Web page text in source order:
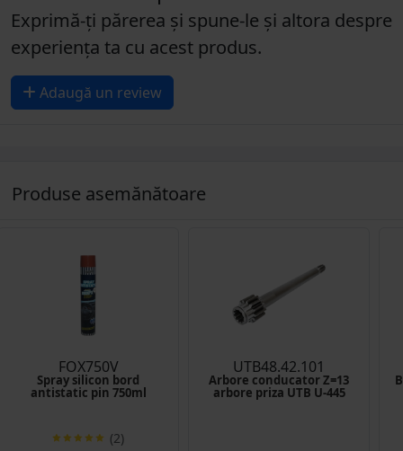
Exprimă-ți părerea și spune-le și altora despre
experiența ta cu acest produs.
Adaugă un review
Produse asemănătoare
FOX750V
Spray silicon bord
antistatic pin 750ml
(2)
UTB48.42.101
Arbore conducator Z=13
arbore priza UTB U-445